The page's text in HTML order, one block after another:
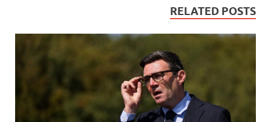
RELATED POSTS